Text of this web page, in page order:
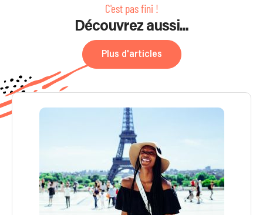
C'est pas fini !
Découvrez aussi...
Plus d'articles